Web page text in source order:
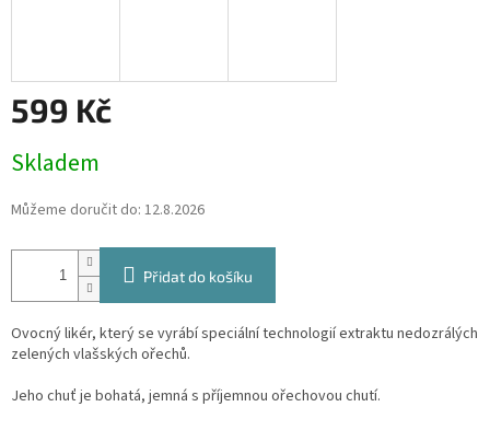
599 Kč
cena:
Skladem
Můžeme doručit do: 12.8.2026
Přidat do košíku
Ovocný likér, který se vyrábí speciální technologií extraktu nedozrálých
zelených vlašských ořechů.
Jeho chuť je bohatá, jemná s příjemnou ořechovou chutí.